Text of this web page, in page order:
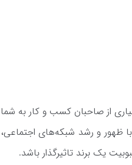
از صاحبان کسب و کار به شما
ظهور و رشد شبکه‌های اجتماعی،
یک برند تاثیرگذار باشد.